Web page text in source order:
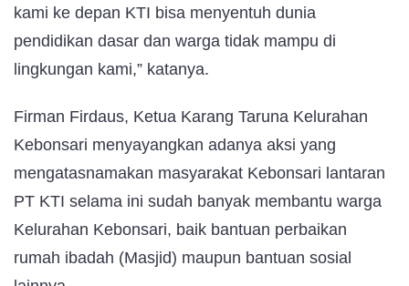
kami ke depan KTI bisa menyentuh dunia
pendidikan dasar dan warga tidak mampu di
lingkungan kami,” katanya.
Firman Firdaus, Ketua Karang Taruna Kelurahan
Kebonsari menyayangkan adanya aksi yang
mengatasnamakan masyarakat Kebonsari lantaran
PT KTI selama ini sudah banyak membantu warga
Kelurahan Kebonsari, baik bantuan perbaikan
rumah ibadah (Masjid) maupun bantuan sosial